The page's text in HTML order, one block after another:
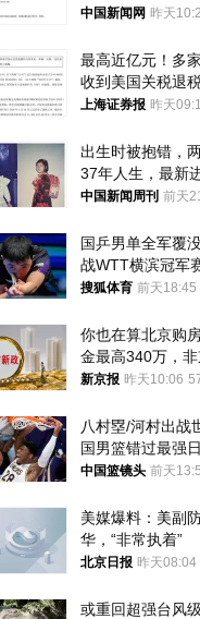
吗？
中国新闻网 昨天
最高近亿元！多
收到美国关税退
上海证券报 昨天
出生时被抱错，
37年人生，最新
中国新闻周刊 前天
国乒男单全军覆
战WTT横滨冠军
八强
搜狐体育 前天18:45
你也在算北京购
金最高340万，非
1年
新京报 昨天10:06
八村塁/河村出战
国男篮错过最强
中国篮镜头 前天
美媒爆料：美副
华，“非常执着”
北京日报 昨天08:04
或重回超强台风